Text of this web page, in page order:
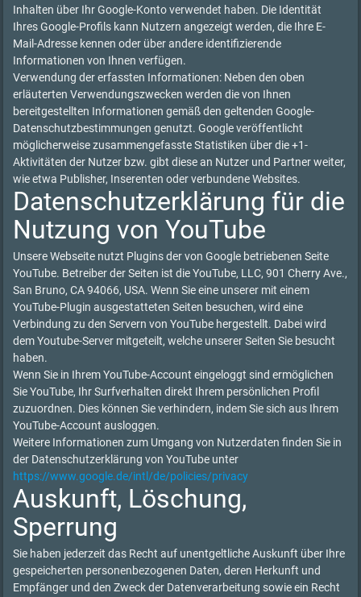
Inhalten über Ihr Google-Konto verwendet haben. Die Identität
Ihres Google-Profils kann Nutzern angezeigt werden, die Ihre E-
Mail-Adresse kennen oder über andere identifizierende
Informationen von Ihnen verfügen.
Verwendung der erfassten Informationen: Neben den oben
erläuterten Verwendungszwecken werden die von Ihnen
bereitgestellten Informationen gemäß den geltenden Google-
Datenschutzbestimmungen genutzt. Google veröffentlicht
möglicherweise zusammengefasste Statistiken über die +1-
Aktivitäten der Nutzer bzw. gibt diese an Nutzer und Partner weiter,
wie etwa Publisher, Inserenten oder verbundene Websites.
Datenschutzerklärung für die
Nutzung von YouTube
Unsere Webseite nutzt Plugins der von Google betriebenen Seite
YouTube. Betreiber der Seiten ist die YouTube, LLC, 901 Cherry Ave.,
San Bruno, CA 94066, USA. Wenn Sie eine unserer mit einem
YouTube-Plugin ausgestatteten Seiten besuchen, wird eine
Verbindung zu den Servern von YouTube hergestellt. Dabei wird
dem Youtube-Server mitgeteilt, welche unserer Seiten Sie besucht
haben.
Wenn Sie in Ihrem YouTube-Account eingeloggt sind ermöglichen
Sie YouTube, Ihr Surfverhalten direkt Ihrem persönlichen Profil
zuzuordnen. Dies können Sie verhindern, indem Sie sich aus Ihrem
YouTube-Account ausloggen.
Weitere Informationen zum Umgang von Nutzerdaten finden Sie in
der Datenschutzerklärung von YouTube unter
https://www.google.de/intl/de/policies/privacy
Auskunft, Löschung,
Sperrung
Sie haben jederzeit das Recht auf unentgeltliche Auskunft über Ihre
gespeicherten personenbezogenen Daten, deren Herkunft und
Empfänger und den Zweck der Datenverarbeitung sowie ein Recht